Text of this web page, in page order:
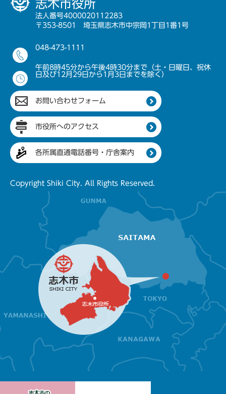
志木市役所
法人番号4000020112283
〒353-8501 埼玉県志木市中宗岡1丁目1番1号
048-473-1111
午前8時45分から午後4時30分まで（土・日曜日、祝休
日及び12月29日から1月3日までを除く）
お問い合わせフォーム
市役所へのアクセス
各所属直通電話番号・庁舎案内
Copyright Shiki City. All Rights Reserved.